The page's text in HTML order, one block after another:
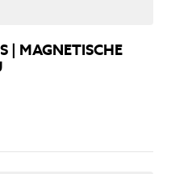
| MAGNETISCHE